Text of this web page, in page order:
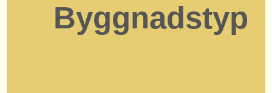
Byggnadstyp